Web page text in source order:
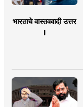
भारताचे वास्तववादी उत्तर
!